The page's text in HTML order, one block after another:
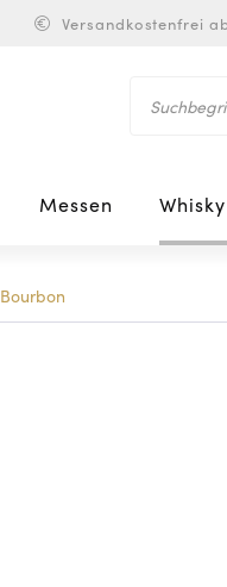
Versandkostenfrei
Messen
Bourbon